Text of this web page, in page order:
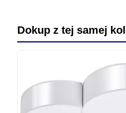
Dokup z tej samej